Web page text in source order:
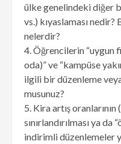
ülke genelindeki diğer
vs.) kıyaslaması
nelerdir?
4. Öğrencilerin “uygun
oda)” ve “kampüse
ilgili bir düzenleme
musunuz?
5. Kira artış
sınırlandırılması ya da
indirimli düzenlemeler